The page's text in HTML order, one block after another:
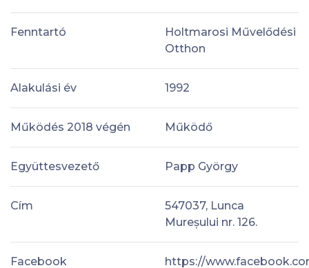
Fenntartó
Holtmarosi Művelődési
Otthon
Alakulási év 1992
Működés 2018 végén Működő
Együttesvezető Papp György
Cím
547037, Lunca
Mureșului nr. 126.
Facebook https://